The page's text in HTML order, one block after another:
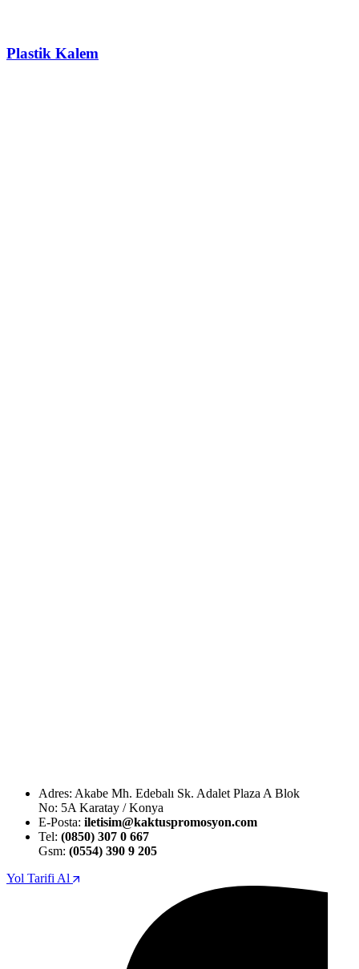
Plastik Kalem
Adres: Akabe Mh. Edebalı Sk. Adalet Plaza A Blok
No: 5A Karatay / Konya
E-Posta: iletisim@kaktuspromosyon.com
Tel: (0850) 307 0 667
Gsm: (0554) 390 9 205
Yol Tarifi Al